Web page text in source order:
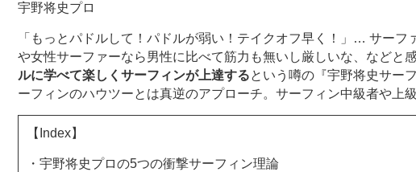
宇野将史プロ
「もっとパドルして！パドルが弱い！テイクオフ早く！」… サー
や女性サーファーなら男性に比べて筋力も無いし厳しいな、などと
ルに学べて楽しくサーフィンが上達するという噂の『宇野将史サー
ーフィンのハウツーとは真逆のアプローチ。サーフィン中級者や上
【Index】
・宇野将史プロの5つの衝撃サーフィン理論